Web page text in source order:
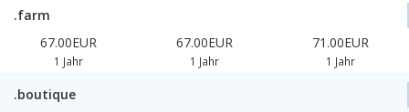
.farm
67.00EUR
1 Jahr
67.00EUR
1 Jahr
71.00EUR
1 Jahr
.boutique